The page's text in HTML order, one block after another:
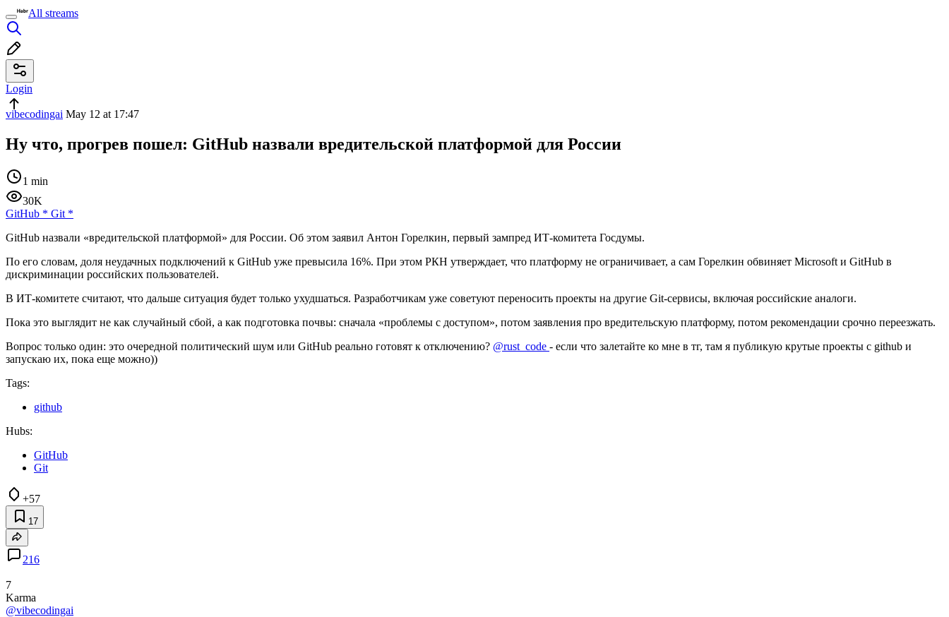
All streams
Login
vibecodingai May 12 at 17:47
Ну что, прогрев пошел: GitHub назвали вредительской платформой для России
1 min
30K
GitHub * Git *
GitHub назвали «вредительской платформой» для России. Об этом заявил Антон Горелкин, первый зампред ИТ-комитета Госдумы.
По его словам, доля неудачных подключений к GitHub уже превысила 16%. При этом РКН утверждает, что платформу не ограничивает, а сам Горелкин обвиняет Microsoft и GitHub в
дискриминации российских пользователей.
В ИТ-комитете считают, что дальше ситуация будет только ухудшаться. Разработчикам уже советуют переносить проекты на другие Git-сервисы, включая российские аналоги.
Пока это выглядит не как случайный сбой, а как подготовка почвы: сначала «проблемы с доступом», потом заявления про вредительскую платформу, потом рекомендации срочно переезжать.
Вопрос только один: это очередной политический шум или GitHub реально готовят к отключению? @rust_code - если что залетайте ко мне в тг, там я публикую крутые проекты с github и
запускаю их, пока еще можно))
Tags:
github
Hubs:
GitHub
Git
+57
17
216
7
Karma
@vibecodingai